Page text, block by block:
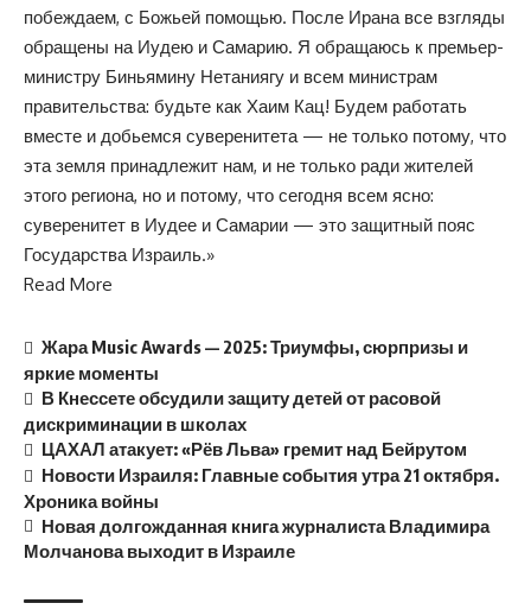
побеждаем, с Божьей помощью. После Ирана все взгляды
обращены на Иудею и Самарию. Я обращаюсь к премьер-
министру Биньямину Нетаниягу и всем министрам
правительства: будьте как Хаим Кац! Будем работать
вместе и добьемся суверенитета — не только потому, что
эта земля принадлежит нам, и не только ради жителей
этого региона, но и потому, что сегодня всем ясно:
суверенитет в Иудее и Самарии — это защитный пояс
Государства Израиль.»
Read More
Жара Music Awards — 2025: Триумфы, сюрпризы и
яркие моменты
В Кнессете обсудили защиту детей от расовой
дискриминации в школах
ЦАХАЛ атакует: «Рёв Льва» гремит над Бейрутом
Новости Израиля: Главные события утра 21 октября.
Хроника войны
Новая долгожданная книга журналиста Владимира
Молчанова выходит в Израиле